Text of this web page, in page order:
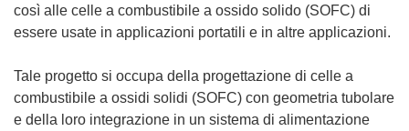
r
e
n
u
n
così alle celle a combustibile a ossido solido (SOFC) di
essere usate in applicazioni portatili e in altre applicazioni.
Tale progetto si occupa della progettazione di celle a
combustibile a ossidi solidi (SOFC) con geometria tubolare
e della loro integrazione in un sistema di alimentazione